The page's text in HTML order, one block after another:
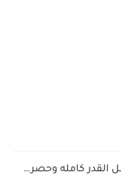
رواية ظل القدر كامله وحصريه بقلم الكاتبة رواء هادي